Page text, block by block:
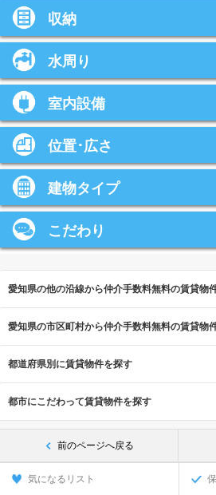
収納
水周り
室内設備
位置･広さ
建物タイプ
こだわり
愛知県の他の沿線から仲介手数料無料の賃貸物
愛知県の市区町村から仲介手数料無料の賃貸物
都道府県別に賃貸物件を探す
都市にこだわって賃貸物件を探す
前のページへ戻る
気になるリスト